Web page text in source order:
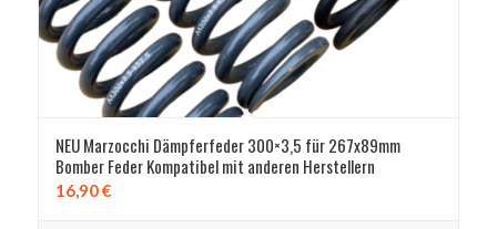
NEU Marzocchi Dämpferfeder 300×3,5 für 267x89mm
Bomber Feder Kompatibel mit anderen Herstellern
16,90€